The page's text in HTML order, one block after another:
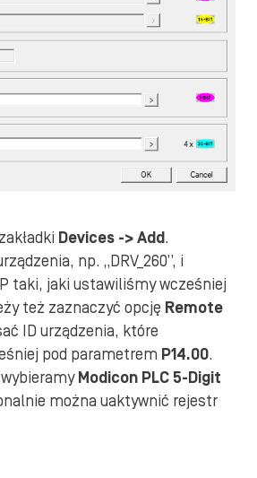
Devices -> Add.
np. „DRV_260”, i
taki, jaki ustawiliśmy wcześniej
też zaznaczyć opcję Remote
ID urządzenia, które
pod parametrem P14.00.
wybieramy Modicon PLC 5-Digit
można uaktywnić rejestr